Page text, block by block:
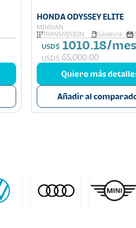
HONDA ODYSSEY ELITE
MINIVAN
TRANSMISIÓN
Gasolina
USD$ 1010.18/mes
USD$ 65,000.00
Quiero más
Añadir al